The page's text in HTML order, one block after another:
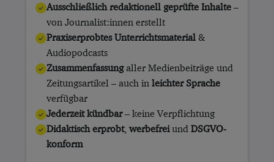
Ausschließlich redaktionell geprüfte Inhalte–
von Journalist:innen erstellt
Praxiserprobtes Unterrichtsmaterial&
Audiopodcasts
Zusammenfassungaller Medienbeiträge und
Zeitungsartikel – auch in leichter Sprache
verfügbar
Jederzeit kündbar– keine Verpflichtung
Didaktisch erprobt, werbefreiund DSGVO-
konform